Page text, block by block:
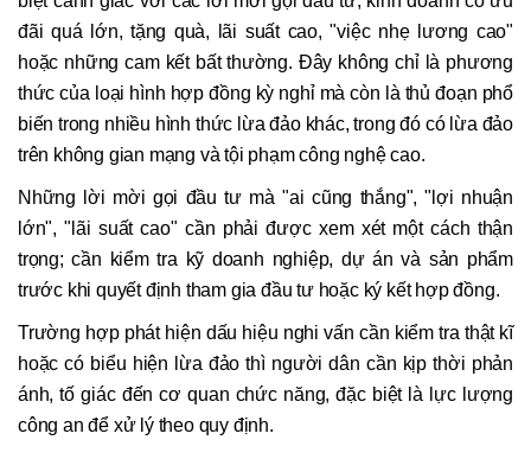
đãi quá lớn, tặng quà, lãi suất cao, "việc nhẹ lương cao"
hoặc những cam kết bất thường. Đây không chỉ là phương
thức của loại hình hợp đồng kỳ nghỉ mà còn là thủ đoạn phổ
biến trong nhiều hình thức lừa đảo khác, trong đó có lừa đảo
trên không gian mạng và tội phạm công nghệ cao.
Những lời mời gọi đầu tư mà "ai cũng thắng", "lợi nhuận
lớn", "lãi suất cao" cần phải được xem xét một cách thận
trọng; cần kiểm tra kỹ doanh nghiệp, dự án và sản phẩm
trước khi quyết định tham gia đầu tư hoặc ký kết hợp đồng.
Trường hợp phát hiện dấu hiệu nghi vấn cần kiểm tra thật kĩ
hoặc có biểu hiện lừa đảo thì người dân cần kịp thời phản
ánh, tố giác đến cơ quan chức năng, đặc biệt là lực lượng
công an để xử lý theo quy định.